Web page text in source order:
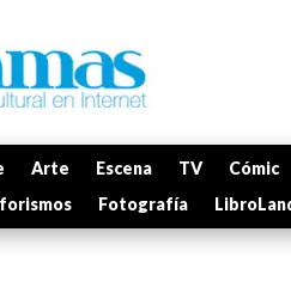
Arte Escena TV Cómic
Fotografía